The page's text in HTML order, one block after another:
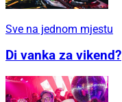
Sve na jednom mjestu
Di vanka za vikend?